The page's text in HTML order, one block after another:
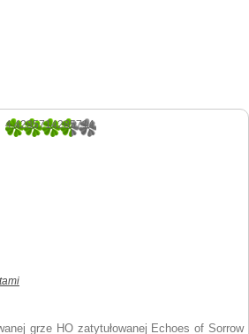
4.4285714285714
grze HO zatytułowanej Echoes of Sorrow